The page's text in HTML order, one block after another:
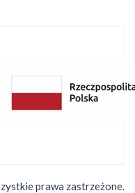
prawa zastrzeżone.